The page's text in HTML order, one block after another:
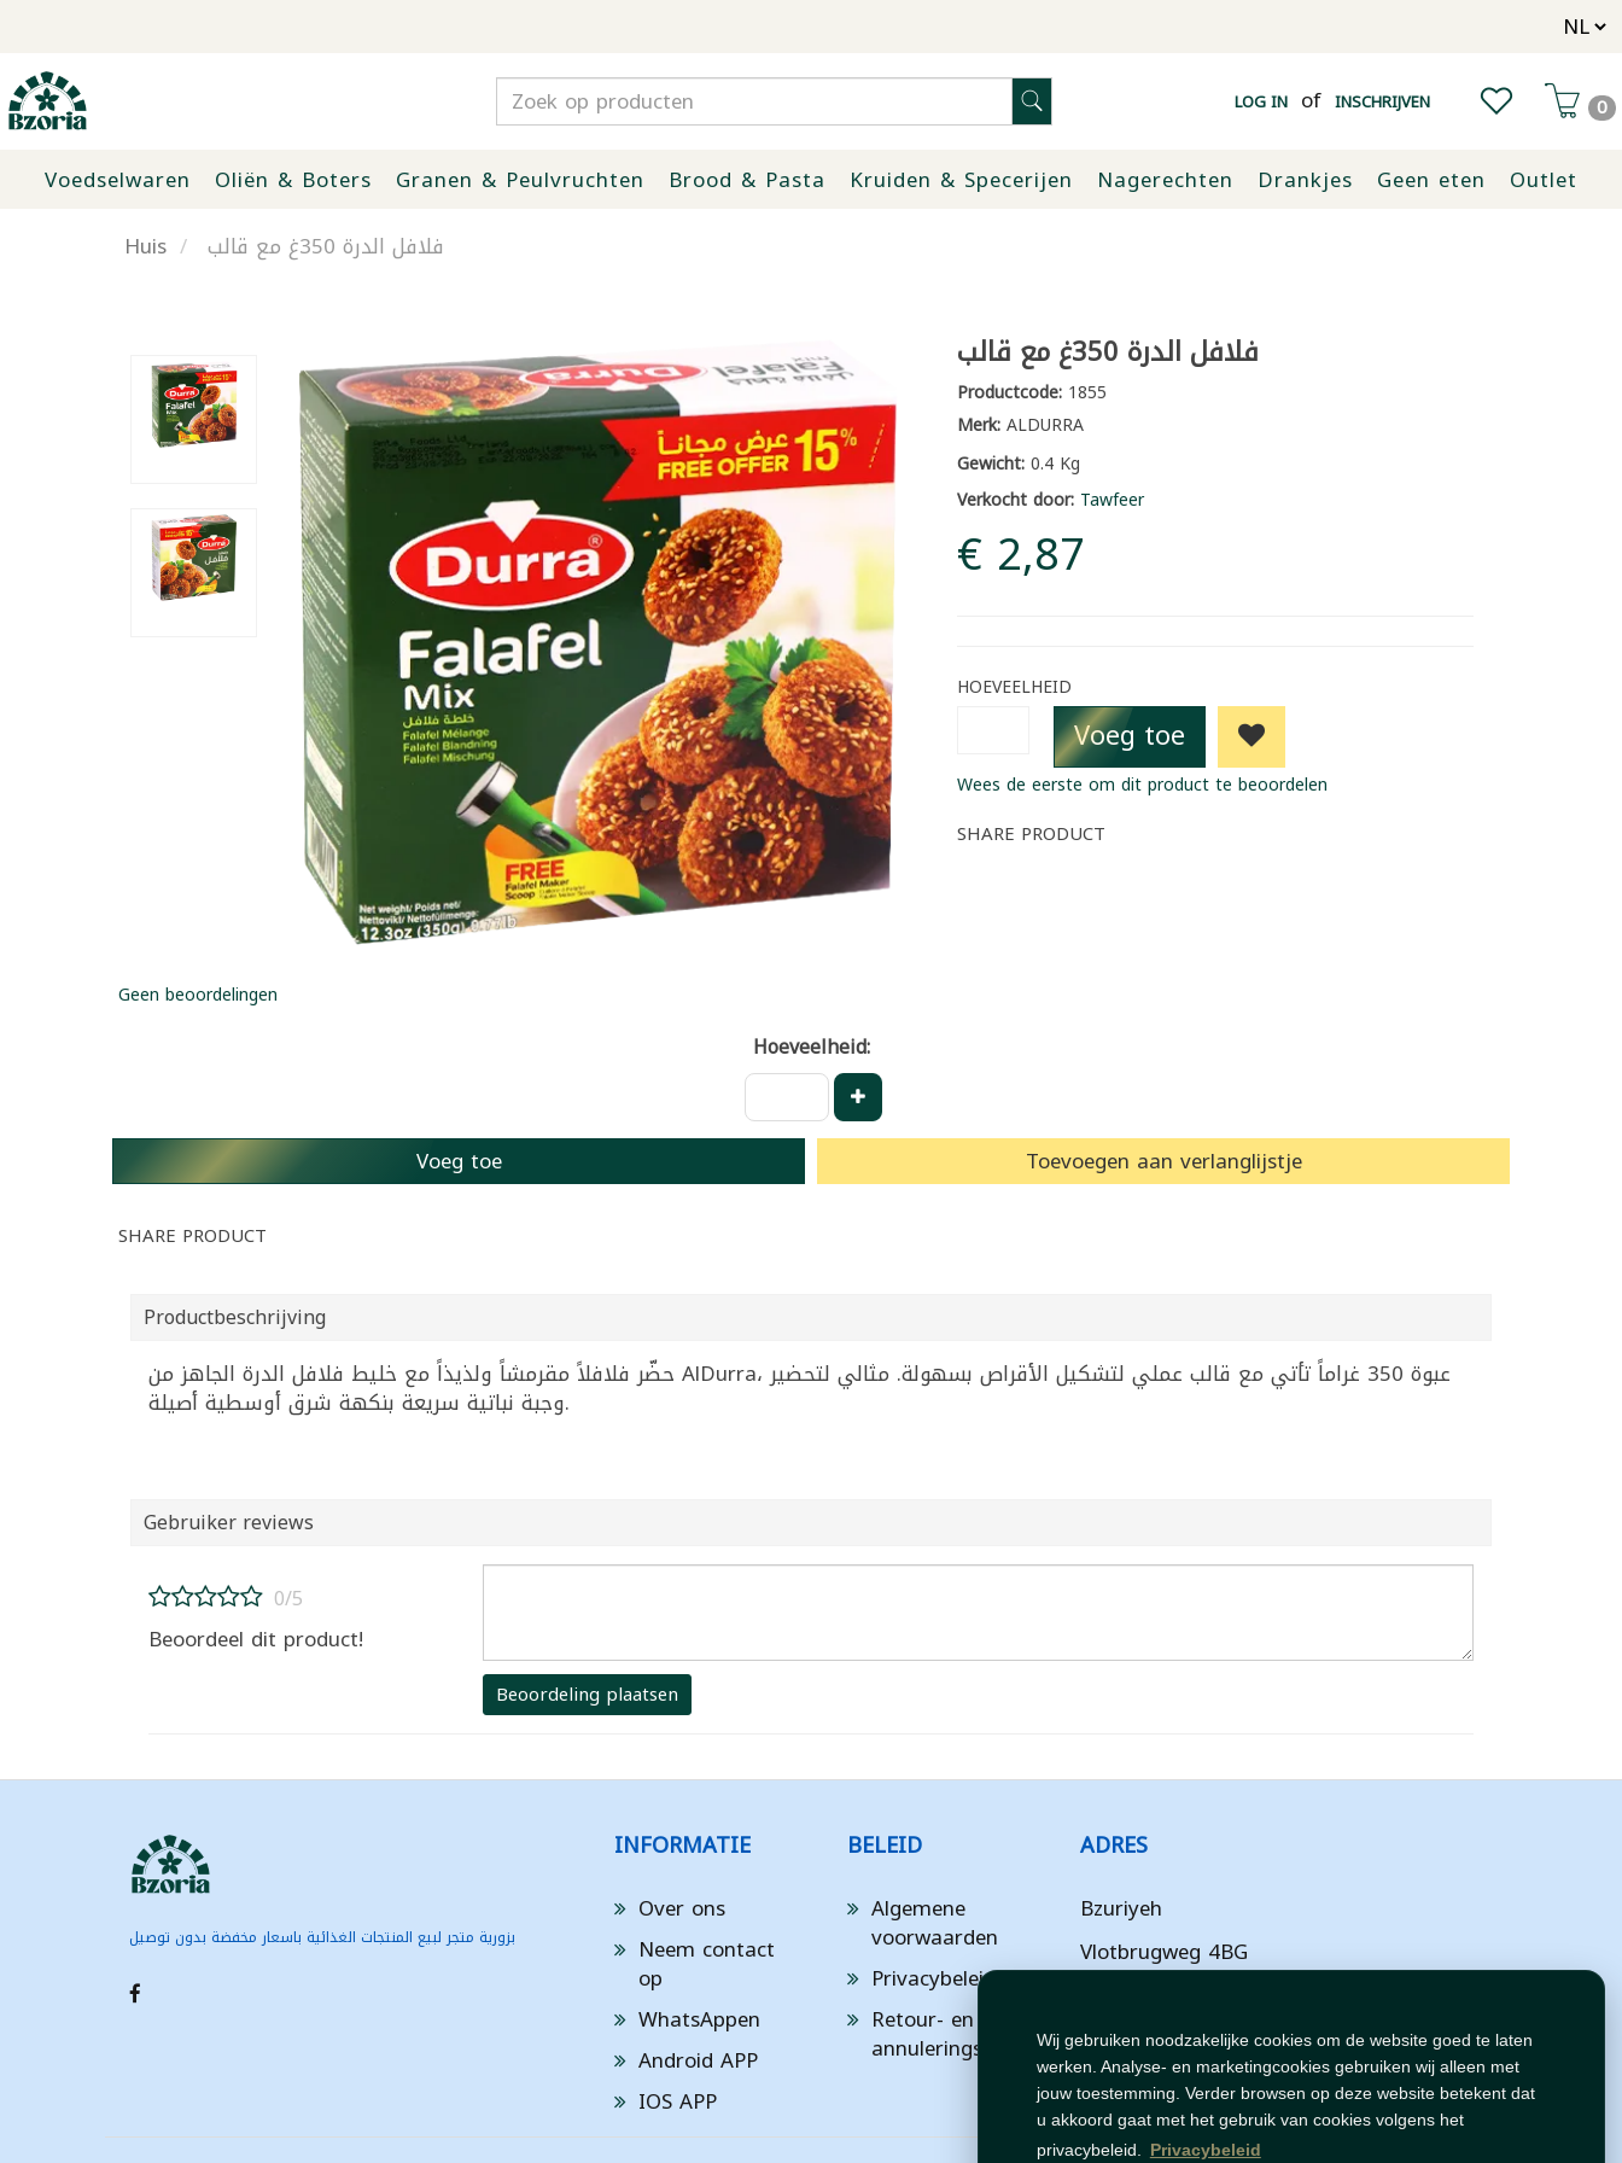
Wij gebruiken noodzakelijke cookies om de website goed te laten
werken. Analyse- en marketingcookies gebruiken wij alleen met
jouw toestemming. Verder browsen op deze website betekent dat
u akkoord gaat met het gebruik van cookies volgens het
privacybeleid. Privacybeleid
LOG IN of INSCHRIJVEN 0
Voedselwaren Oliën & Boters Granen & Peulvruchten Brood & Pasta Kruiden & Specerijen Nagerechten Drankjes Geen eten
Outlet
Huis
فلافل الدرة 350غ مع قالب
فلافل الدرة 350غ مع قالب
Productcode:1855
Merk:ALDURRA
Gewicht:0.4 Kg
Verkocht door: Tawfeer
€ 2,87
HOEVEELHEID
Voeg toe
Wees de eerste om dit product te beoordelen
SHARE PRODUCT
Geen beoordelingen
Hoeveelheid:
Voeg toe Toevoegen aan verlanglijstje
SHARE PRODUCT
Productbeschrijving
حضّر فلافلاً مقرمشاً ولذيذاً مع خليط فلافل الدرة الجاهز من AlDurra، عبوة 350 غراماً تأتي مع قالب عملي لتشكيل الأقراص بسهولة. مثالي لتحضير
وجبة نباتية سريعة بنكهة شرق أوسطية أصيلة.
Gebruiker reviews
0/5
Beoordeel dit product!
Beoordeling plaatsen
بزورية متجر لبيع المنتجات الغذائية باسعار مخفضة بدون توصيل
INFORMATIE
Over ons
Neem contact
op
WhatsAppen
Android APP
IOS APP
BELEID
Algemene
voorwaarden
Privacybeleid
Retour- en
annuleringsbeleid
ADRES
Bzuriyeh
Vlotbrugweg 4BG
Flevoland
NL